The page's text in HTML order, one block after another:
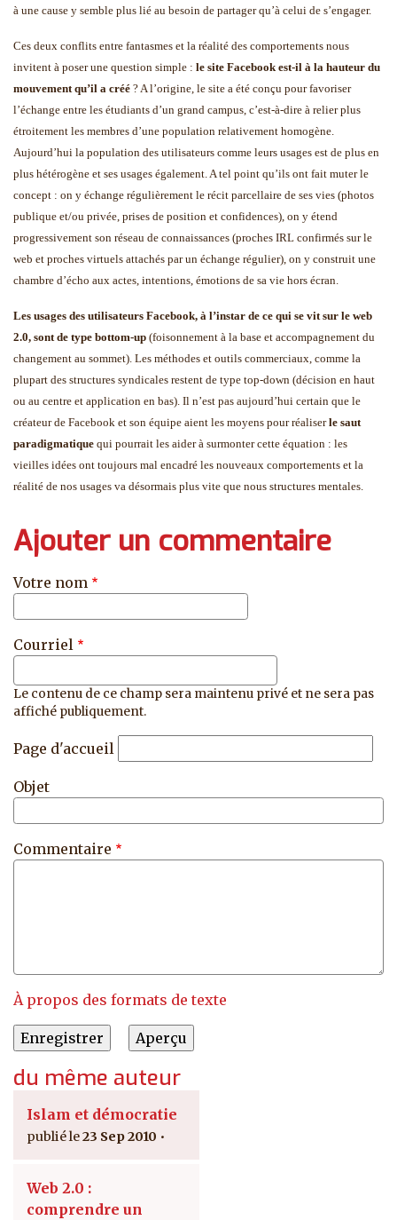
à une cause y semble plus lié au besoin de partager qu’à celui de s’engager.
Ces deux conflits entre fantasmes et la réalité des comportements nous
invitent à poser une question simple : le site Facebook est-il à la hauteur du
mouvement qu’il a créé ? A l’origine, le site a été conçu pour favoriser
l’échange entre les étudiants d’un grand campus, c’est-à-dire à relier plus
étroitement les membres d’une population relativement homogène.
Aujourd’hui la population des utilisateurs comme leurs usages est de plus en
plus hétérogène et ses usages également. A tel point qu’ils ont fait muter le
concept : on y échange régulièrement le récit parcellaire de ses vies (photos
publique et/ou privée, prises de position et confidences), on y étend
progressivement son réseau de connaissances (proches IRL confirmés sur le
web et proches virtuels attachés par un échange régulier), on y construit une
chambre d’écho aux actes, intentions, émotions de sa vie hors écran.
Les usages des utilisateurs Facebook, à l’instar de ce qui se vit sur le web
2.0, sont de type bottom-up (foisonnement à la base et accompagnement du
changement au sommet). Les méthodes et outils commerciaux, comme la
plupart des structures syndicales restent de type top-down (décision en haut
ou au centre et application en bas). Il n’est pas aujourd’hui certain que le
créateur de Facebook et son équipe aient les moyens pour réaliserle saut
paradigmatique qui pourrait les aider à surmonter cette équation : les
vieilles idées ont toujours mal encadré les nouveaux comportements et la
réalité de nos usages va désormais plus vite que nous structures mentales.
Ajouter un commentaire
Votre nom
Courriel
Le contenu de ce champ sera maintenu privé et ne sera pas
affiché publiquement.
Page d'accueil
Objet
Commentaire
À propos des formats de texte
du même auteur
Islam et démocratie
23 Sep 2010
Web 2.0 :
comprendre un